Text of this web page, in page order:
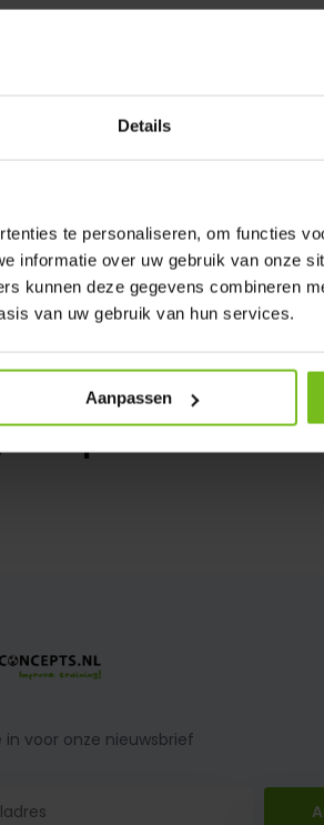
Details
te personaliseren, om functies
informatie over uw gebruik van onze
kunnen deze gegevens combineren
van uw gebruik van hun services.
Aanpassen
Spiraal 118 voor
in voor onze nieuwsbrief